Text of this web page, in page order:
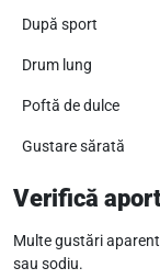
După sport
Drum lung
Poftă de dulce
Gustare sărată
Verifică
Multe gustări
sau sodiu.